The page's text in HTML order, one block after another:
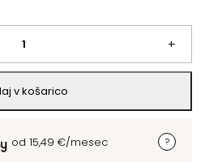
+
v košarico
od 15,49 €/mesec